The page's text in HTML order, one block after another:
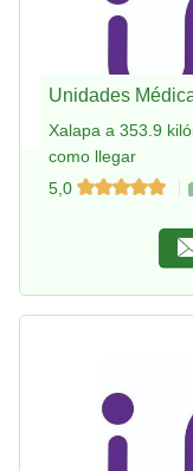
Unidades
Xalapa a 353.9
como llegar
5,0